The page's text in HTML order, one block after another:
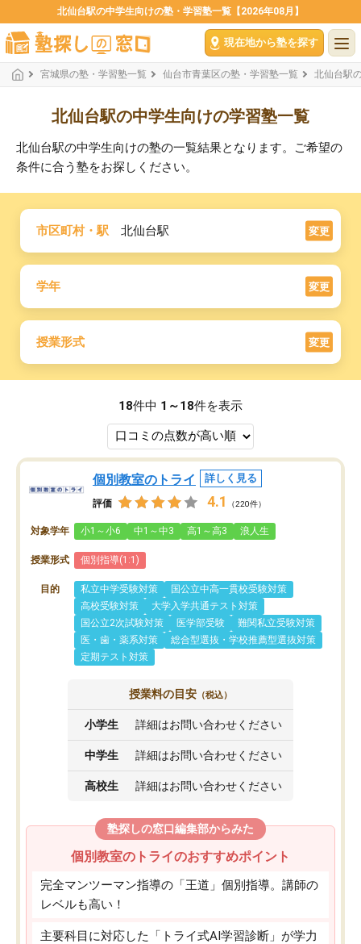
北仙台駅の中学生向けの塾・学習塾一覧【2026年08月】
現在地から塾を探す
宮城県の塾・学習塾一覧 仙台市青葉区の塾・学習塾一覧 北仙台駅
北仙台駅の中学生向けの学習塾一覧
北仙台駅の中学生向けの塾の一覧結果となります。ご希望の
条件に合う塾をお探しください。
市区町村・駅 北仙台駅 変更
学年 変更
授業形式 変更
18件中 1～18件を表示
個別教室のトライ 詳しく見る
評価 4.1 （220件）
対象学年 小1～小6 中1～中3 高1～高3 浪人生
授業形式 個別指導(1:1)
目的 私立中学受験対策
国公立中高一貫校受験対策
高校受験対策
大学入学共通テスト対策
国公立2次試験対策
医学部受験
難関私立受験対策
医・歯・薬系対策
総合型選抜・学校推薦型選抜対策
定期テスト対策
授業料の目安 （税込）
小学生 詳細はお問い合わせください
中学生 詳細はお問い合わせください
高校生 詳細はお問い合わせください
塾探しの窓口編集部からみた
個別教室のトライのおすすめポイント
完全マンツーマン指導の「王道」個別指導。講師の
レベルも高い！
主要科目に対応した「トライ式AI学習診断」が学力